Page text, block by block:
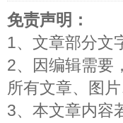
免责声明：
1、文章部分文
2、因编辑需要
所有文章、图
3、本文章内容